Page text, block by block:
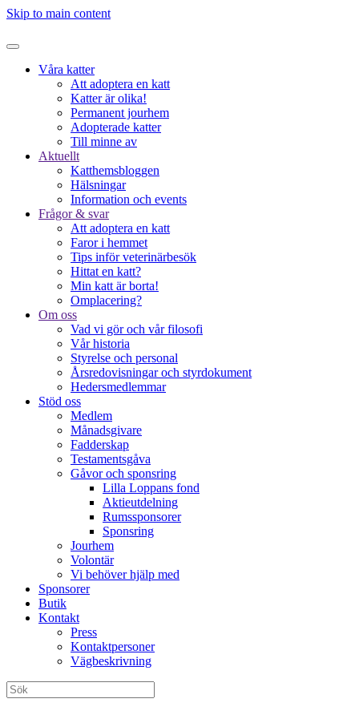
Skip to main content
Våra katter
Att adoptera en katt
Katter är olika!
Permanent jourhem
Adopterade katter
Till minne av
Aktuellt
Katthemsbloggen
Hälsningar
Information och events
Frågor & svar
Att adoptera en katt
Faror i hemmet
Tips inför veterinärbesök
Hittat en katt?
Min katt är borta!
Omplacering?
Om oss
Vad vi gör och vår filosofi
Vår historia
Styrelse och personal
Årsredovisningar och styrdokument
Hedersmedlemmar
Stöd oss
Medlem
Månadsgivare
Fadderskap
Testamentsgåva
Gåvor och sponsring
Lilla Loppans fond
Aktieutdelning
Rumssponsorer
Sponsring
Jourhem
Volontär
Vi behöver hjälp med
Sponsorer
Butik
Kontakt
Press
Kontaktpersoner
Vägbeskrivning